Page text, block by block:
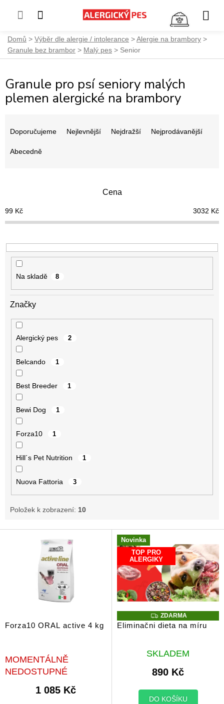
Přejít
obsah
Domů Výběr dle alergie / intolerance
Alergie na brambory
Granule bez brambor
Malý pes Senior
Granule pro psí seniory malých
plemen alergické na brambory
o
d
k
t
Doporučujeme Nejlevnější Nejdražší Nejprodávanější
Abecedně
Cena
99 Kč 3032 Kč
Na skladě 8
Značky
Alergický pes 2
Belcando 1
Best Breeder 1
Bewi Dog 1
Forza10 1
Hill´s Pet Nutrition 1
Nuova Fattoria 3
Položek k zobrazení: 10
V
d
t
ů
Forza10 ORAL active 4 kg
MOMENTÁLNĚ
NEDOSTUPNÉ
1 085 Kč
Novinka
TOP PRO
ALERGIKY
Z
D
A
A
ZDARMA
Eliminačni dieta na míru
Průměrné
hodnocení
produktu
je
z
SKLADEM
890 Kč
DO KOŠÍKU